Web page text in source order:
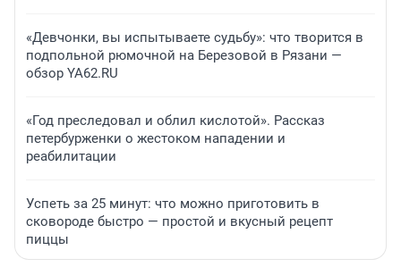
«Девчонки, вы испытываете судьбу»: что творится в
подпольной рюмочной на Березовой в Рязани —
обзор YA62.RU
«Год преследовал и облил кислотой». Рассказ
петербурженки о жестоком нападении и
реабилитации
Успеть за 25 минут: что можно приготовить в
сковороде быстро — простой и вкусный рецепт
пиццы